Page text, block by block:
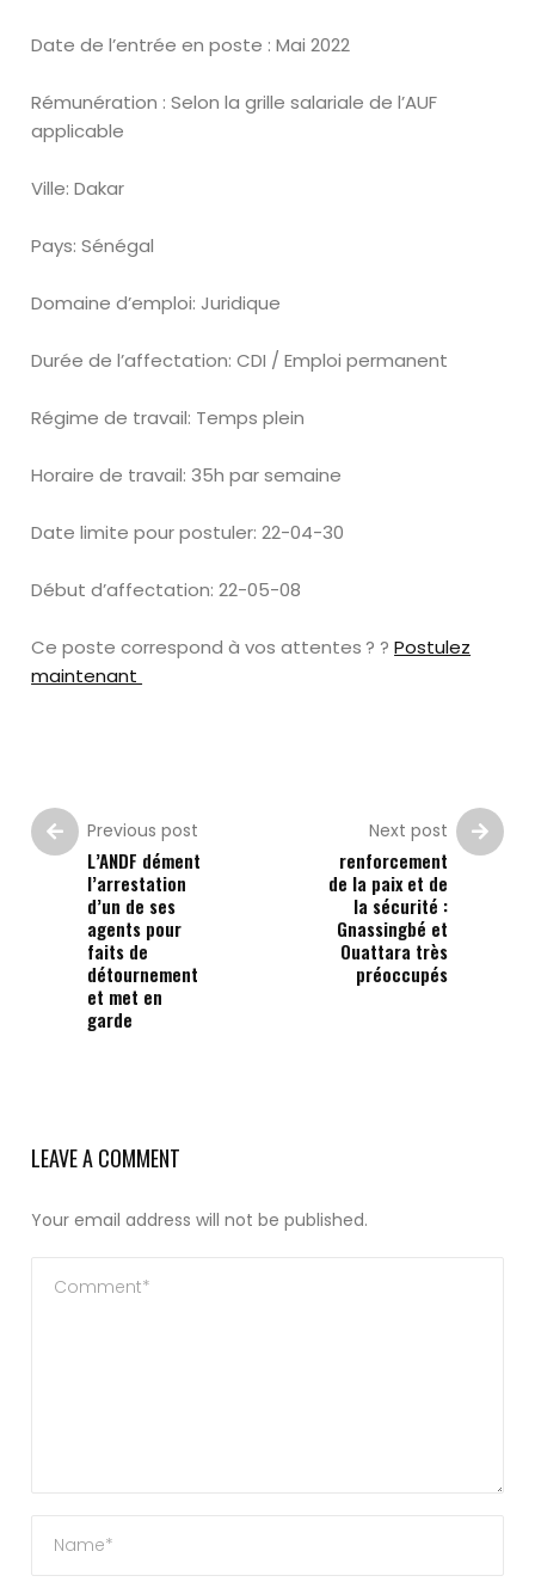
Date de l’entrée en poste : Mai 2022
Rémunération : Selon la grille salariale de l’AUF
applicable
Ville: Dakar
Pays: Sénégal
Domaine d’emploi: Juridique
Durée de l’affectation: CDI / Emploi permanent
Régime de travail: Temps plein
Horaire de travail: 35h par semaine
Date limite pour postuler: 22-04-30
Début d’affectation: 22-05-08
Ce poste correspond à vos attentes ? ?Postulez
maintenant
Previous post
L’ANDF dément
l’arrestation
d’un de ses
agents pour
faits de
détournement
et met en
garde
Next post
renforcement
de la paix et de
la sécurité :
Gnassingbé et
Ouattara très
préoccupés
LEAVE A COMMENT
Your email address will not be published.